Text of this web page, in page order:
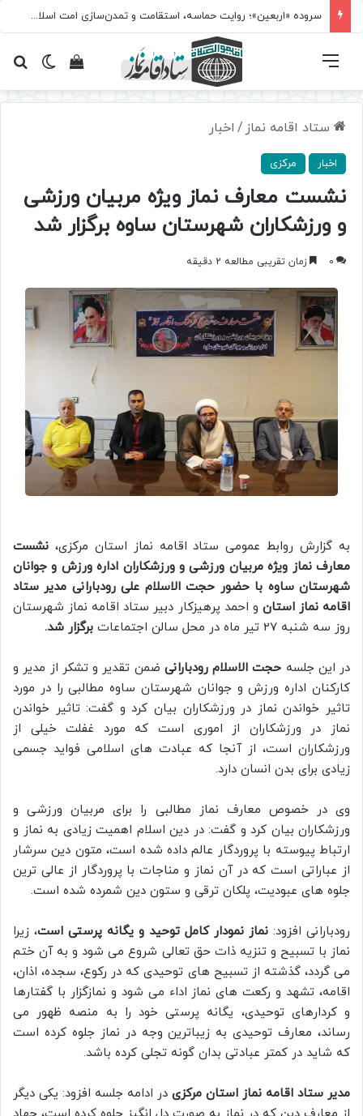
سروده‌ «اربعین»؛ روایت حماسه، استقامت و تمدن‌سازی امت اسلامی
تغییرمشاهده فهرست
ستاد اقامه نماز / اخبار
اخبار مرکزی
نشست معارف نماز ویژه مربیان ورزشی
و ورزشکاران شهرستان ساوه برگزار شد
0 زمان تقریبی مطالعه 2 دقیقه
به گزارش روابط عمومی ستاد اقامه نماز استان مرکزی، نشست
معارف نماز ویژه مربیان ورزشی و ورزشکاران اداره ورزش و جوانان
شهرستان ساوه با حضور حجت الاسلام علی رودبارانی مدیر ستاد
اقامه نماز استان و احمد پرهیزکار دبیر ستاد اقامه نماز شهرستان
روز سه شنبه 27 تیر ماه در محل سالن اجتماعات
برگزار شد.
در این جلسه حجت الاسلام رودبارانی ضمن تقدیر و تشکر از مدیر و
کارکنان اداره ورزش و جوانان شهرستان ساوه مطالبی را در مورد
تاثیر خواندن نماز در ورزشکاران بیان کرد و گفت: تاثیر خواندن
نماز در ورزشکاران از اموری است که مورد غفلت خیلی از
ورزشکاران است، از آنجا که عبادت های اسلامی فواید جسمی
زیادی برای بدن انسان دارد.
وی در خصوص معارف نماز مطالبی را برای مربیان ورزشی و
ورزشکاران بیان کرد و گفت: در دین اسلام اهمیت زیادی به نماز و
ارتباط پیوسته با پروردگار عالم داده شده است، متون دین سرشار
از عباراتی است که در آن نماز و مناجات با پروردگار از عالی ترین
جلوه های عبودیت، پلکان ترقی و ستون دین شمرده شده است.
رودبارانی افزود: نماز نمودار کامل توحید و یگانه پرستی است، زیرا
نماز با تسبیح و تنزیه ذات حق تعالی شروع می شود و به آن ختم
می گردد، گذشته از تسبیح های توحیدی که در رکوع، سجده، اذان،
اقامه، تشهد و رکعت های نماز اداء می شود و نمازگزار با گفتارها
و کردارهای توحیدی، یگانه پرستی خود را به منصه ظهور می
رساند، معارف توحیدی به زیباترین وجه در نماز جلوه کرده است
که شاید در کمتر عبادتی بدان گونه تجلی کرده باشد.
مدیر ستاد اقامه نماز استان مرکزی در ادامه جلسه افزود: یکی دیگر